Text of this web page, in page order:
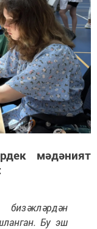
мәдәният
Бу эш